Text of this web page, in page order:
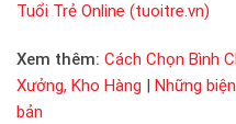
Tuổi Trẻ Online (tuoitre.vn)
Xem thêm: Cách Chọn Bình
Xưởng, Kho Hàng | Những
bản